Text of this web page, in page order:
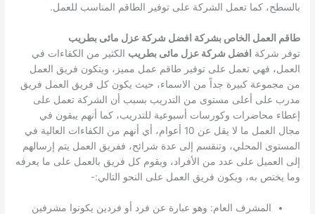
بالسطح، كما تعمل الشركة على توفير الطاقم المناسب للعمل.
طاقم العمل الخاص بشركة افضل شركة عزل مائى بطريب
توفر شركة افضل شركة عزل مائى بطريب الكثير من الكفاءات في
العمل، فهي تعمل على توفير طاقم عمل مميز، ويتكون فريق العمل
من مجموعة كبيرة جداً من الاسماء، حيث يكون كل فريق العمل فريق
مدرب على أعلى مستوى من التدريب بسبب أن الشركة تعمل على
إعطاء محاضرات وكورسات أسبوعية للتدريب، كما أنهم يبقون في
مجال العمل ما لا يقل عن 10 أعوام، أي أنهم من الكفاءات العالية في
المستوى المحلي، وتنقسم إلى عدة شرائح، ففريق العمل يتم إرسالهم
إلى العميل على عدد من الأفراد، ويقوم كل فريق بالعمل على ما يعرفه
وما يختص به، ويكون فريق العمل على النحو التالي:-
المشرف العام: وهو عبارة عن فرد أو فردين يكونوا مشرفين